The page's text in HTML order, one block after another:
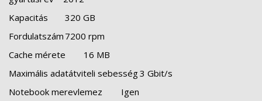
Kapacitás
320 GB
Fordulatszám 7200 rpm
Cache mérete
16 MB
Maximális adatátviteli sebesség3 Gbit/s
Notebook merevlemez
Igen